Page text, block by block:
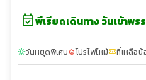
event_availableพีเรียดเดินทาง วันเข้าพร
sunnyวันหยุดพิเศษlocal_fire_departmentโปรไฟไหม้confirmation_numberที่เหลือน้